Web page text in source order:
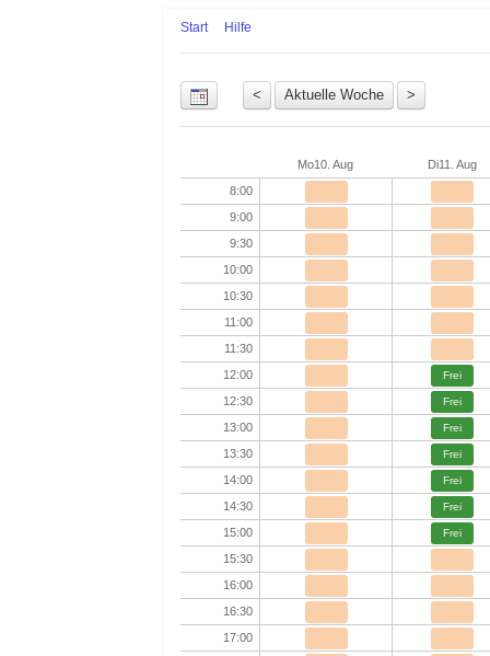
Start Hilfe
Mo10. Aug Di11. Aug
8:00
9:00
9:30
10:00
10:30
11:00
11:30
12:00
Frei
12:30 Frei
13:00 Frei
13:30 Frei
14:00 Frei
14:30 Frei
15:00 Frei
15:30
16:00
16:30
17:00